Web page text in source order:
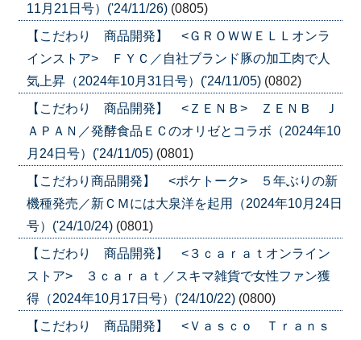
11月21日号）('24/11/26) (0805)
【こだわり 商品開発】 <ＧＲＯＷＷＥＬＬオンラ
インストア> ＦＹＣ／自社ブランド豚の加工肉で人
気上昇（2024年10月31日号）('24/11/05) (0802)
【こだわり 商品開発】 <ＺＥＮＢ> ＺＥＮＢ Ｊ
ＡＰＡＮ／発酵食品ＥＣのオリゼとコラボ（2024年10
月24日号）('24/11/05) (0801)
【こだわり商品開発】 <ポケトーク> ５年ぶりの新
機種発売／新ＣＭには大泉洋を起用（2024年10月24日
号）('24/10/24) (0801)
【こだわり 商品開発】 <３ｃａｒａｔオンライン
ストア> ３ｃａｒａｔ／スキマ雑貨で女性ファン獲
得（2024年10月17日号）('24/10/22) (0800)
【こだわり 商品開発】 <Ｖａｓｃｏ Ｔｒａｎｓ